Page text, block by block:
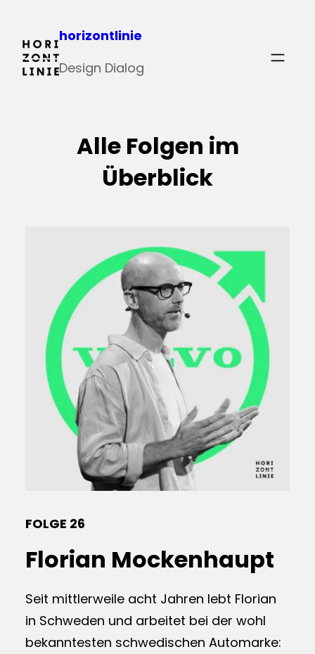
Inhalt
springen
horizontlinie
Design Dialog
Alle Folgen im
Überblick
FOLGE 26
Florian Mockenhaupt
Seit mittlerweile acht Jahren lebt Florian
in Schweden und arbeitet bei der wohl
bekanntesten schwedischen Automarke: